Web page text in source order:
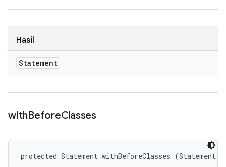
Hasil
Statement
withBeforeClasses
protected Statement withBeforeClasses (Statement